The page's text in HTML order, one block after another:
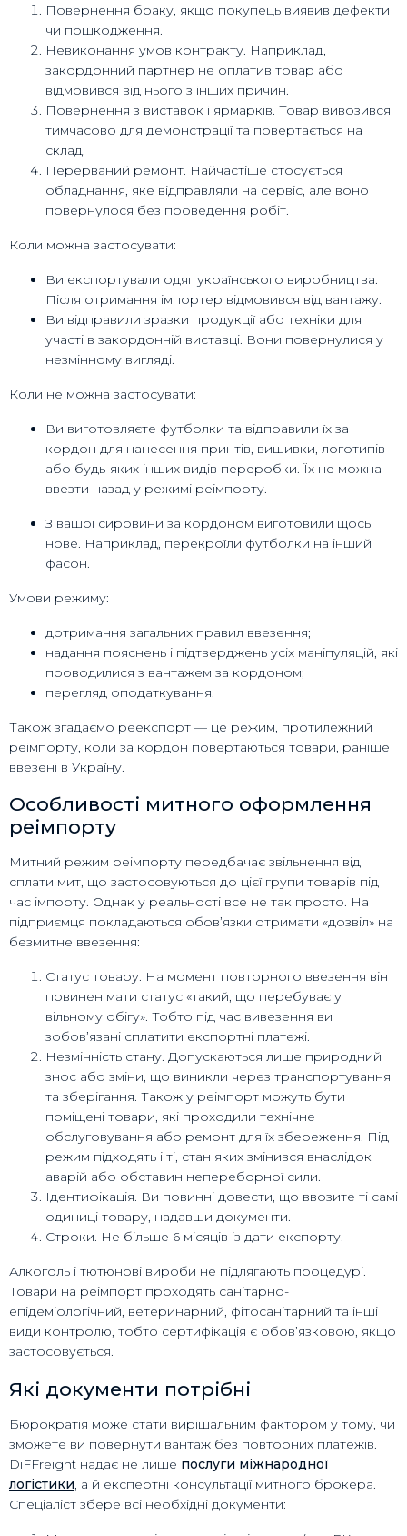
Повернення браку, якщо покупець виявив дефекти
чи пошкодження.
Невиконання умов контракту. Наприклад,
закордонний партнер не оплатив товар або
відмовився від нього з інших причин.
Повернення з виставок і ярмарків. Товар вивозився
тимчасово для демонстрації та повертається на
склад.
Перерваний ремонт. Найчастіше стосується
обладнання, яке відправляли на сервіс, але воно
повернулося без проведення робіт.
Коли можна застосувати:
Ви експортували одяг українського виробництва.
Після отримання імпортер відмовився від вантажу.
Ви відправили зразки продукції або техніки для
участі в закордонній виставці. Вони повернулися у
незмінному вигляді.
Коли не можна застосувати:
Ви виготовляєте футболки та відправили їх за
кордон для нанесення принтів, вишивки, логотипів
або будь-яких інших видів переробки. Їх не можна
ввезти назад у режимі реімпорту.
З вашої сировини за кордоном виготовили щось
нове. Наприклад, перекроїли футболки на інший
фасон.
Умови режиму:
дотримання загальних правил ввезення;
надання пояснень і підтверджень усіх маніпуляцій, які
проводилися з вантажем за кордоном;
перегляд оподаткування.
Також згадаємо реекспорт — це режим, протилежний
реімпорту, коли за кордон повертаються товари, раніше
ввезені в Україну.
Особливості митного оформлення
реімпорту
Митний режим реімпорту передбачає звільнення від
сплати мит, що застосовуються до цієї групи товарів під
час імпорту. Однак у реальності все не так просто. На
підприємця покладаються обов’язки отримати «дозвіл» на
безмитне ввезення:
Статус товару. На момент повторного ввезення він
повинен мати статус «такий, що перебуває у
вільному обігу». Тобто під час вивезення ви
зобов’язані сплатити експортні платежі.
Незмінність стану. Допускаються лише природний
знос або зміни, що виникли через транспортування
та зберігання. Також у реімпорт можуть бути
поміщені товари, які проходили технічне
обслуговування або ремонт для їх збереження. Під
режим підходять і ті, стан яких змінився внаслідок
аварій або обставин непереборної сили.
Ідентифікація. Ви повинні довести, що ввозите ті самі
одиниці товару, надавши документи.
Строки. Не більше 6 місяців із дати експорту.
Алкоголь і тютюнові вироби не підлягають процедурі.
Товари на реімпорт проходять санітарно-
епідеміологічний, ветеринарний, фітосанітарний та інші
види контролю, тобто сертифікація є обов’язковою, якщо
застосовується.
Які документи потрібні
Бюрократія може стати вирішальним фактором у тому, чи
зможете ви повернути вантаж без повторних платежів.
DiFFreight надає не лише послуги міжнародної
логістики, а й експертні консультації митного брокера.
Спеціаліст збере всі необхідні документи: